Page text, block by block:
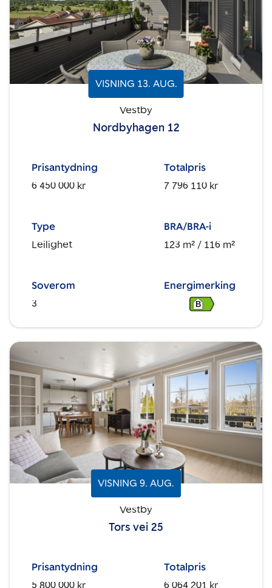
VISNING 13. AUG.
Vestby
Nordbyhagen 12
Prisantydning
6 450 000 kr
Totalpris
7 796 110 kr
Type
Leilighet
BRA/BRA-i
123 m² / 116 m²
Soverom
3
Energimerking
B
VISNING 9. AUG.
Vestby
Tors vei 25
Prisantydning
5 800 000 kr
Totalpris
6 064 201 kr